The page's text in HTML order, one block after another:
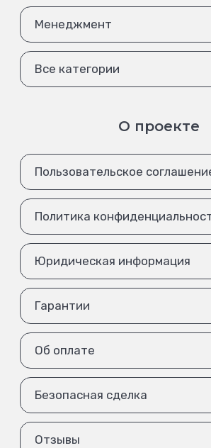
Менеджмент
Все категории
О проекте
Пользовательское
Политика
Юридическая информация
Гарантии
Об оплате
Безопасная сделка
Отзывы